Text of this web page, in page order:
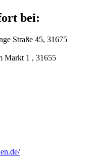
bei:
Straße 45, 31675
Markt 1 , 31655